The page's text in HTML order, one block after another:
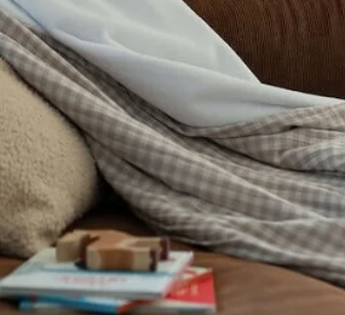
Range
Rideau
Tapis de